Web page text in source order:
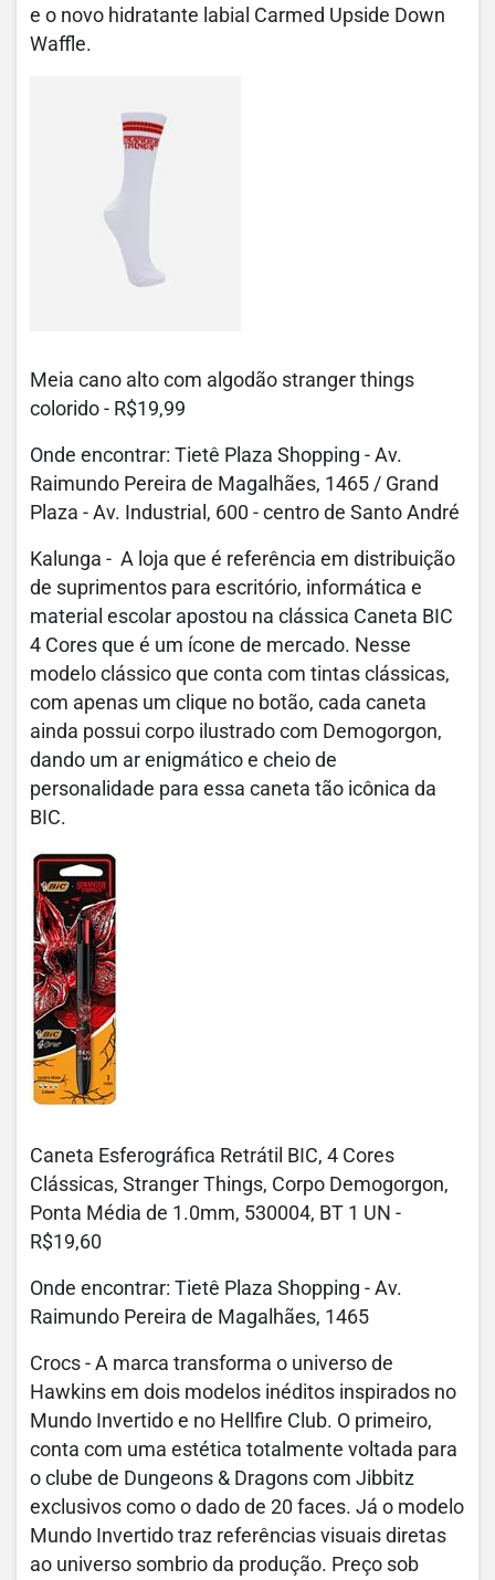
e o novo hidratante labial Carmed Upside Down
Waffle.
Meia cano alto com algodão stranger things
colorido - R$19,99
Onde encontrar: Tietê Plaza Shopping - Av.
Raimundo Pereira de Magalhães, 1465 / Grand
Plaza - Av. Industrial, 600 - centro de Santo André
Kalunga - A loja que é referência em distribuição
de suprimentos para escritório, informática e
material escolar apostou na clássica Caneta BIC
4 Cores que é um ícone de mercado. Nesse
modelo clássico que conta com tintas clássicas,
com apenas um clique no botão, cada caneta
ainda possui corpo ilustrado com Demogorgon,
dando um ar enigmático e cheio de
personalidade para essa caneta tão icônica da
BIC.
Caneta Esferográfica Retrátil BIC, 4 Cores
Clássicas, Stranger Things, Corpo Demogorgon,
Ponta Média de 1.0mm, 530004, BT 1 UN -
R$19,60
Onde encontrar: Tietê Plaza Shopping - Av.
Raimundo Pereira de Magalhães, 1465
Crocs - A marca transforma o universo de
Hawkins em dois modelos inéditos inspirados no
Mundo Invertido e no Hellfire Club. O primeiro,
conta com uma estética totalmente voltada para
o clube de Dungeons & Dragons com Jibbitz
exclusivos como o dado de 20 faces. Já o modelo
Mundo Invertido traz referências visuais diretas
ao universo sombrio da produção. Preço sob